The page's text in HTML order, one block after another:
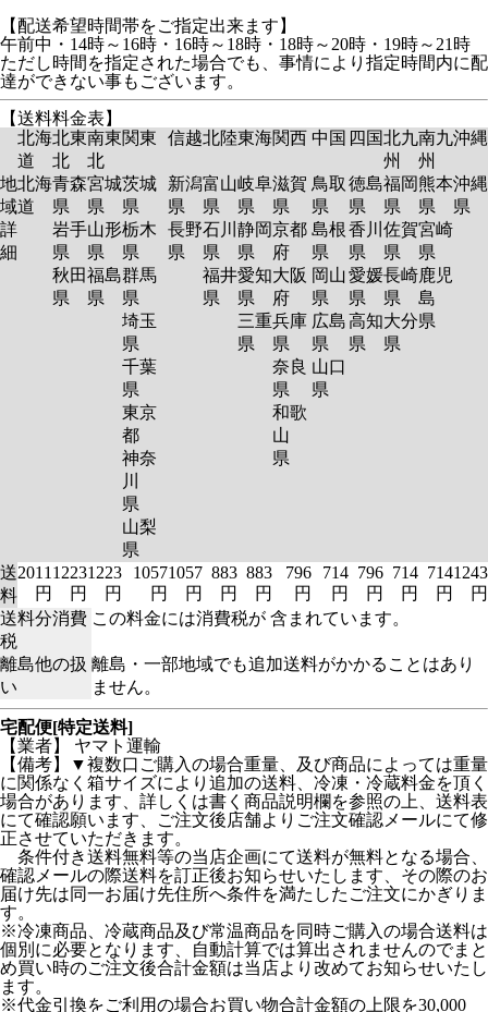
【配送希望時間帯をご指定出来ます】
午前中・14時～16時・16時～18時・18時～20時・19時～21時
ただし時間を指定された場合でも、事情により指定時間内に配
達ができない事もございます。
【送料料金表】
北海
道
北東
北
南東
北
関東 信越北陸東海関西 中国 四国北九
州
南九
州
沖縄
地
域
詳
細
北海
道
青森
県
岩手
県
秋田
県
宮城
県
山形
県
福島
県
茨城
県
栃木
県
群馬
県
埼玉
県
千葉
県
東京
都
神奈
川
県
山梨
県
新潟
県
長野
県
富山
県
石川
県
福井
県
岐阜
県
静岡
県
愛知
県
三重
県
滋賀
県
京都
府
大阪
府
兵庫
県
奈良
県
和歌
山
県
鳥取
県
島根
県
岡山
県
広島
県
山口
県
徳島
県
香川
県
愛媛
県
高知
県
福岡
県
佐賀
県
長崎
県
大分
県
熊本
県
宮崎
県
鹿児
島
県
沖縄
県
送
料
2011
円
1223
円
1223
円
1057
円
1057
円
883
円
883
円
796
円
714
円
796
円
714
円
714
円
1243
円
送料分消費
税
この料金には消費税が 含まれています。
離島他の扱
い
離島・一部地域でも追加送料がかかることはあり
ません。
宅配便[特定送料]
【業者】 ヤマト運輸
【備考】▼複数口ご購入の場合重量、及び商品によっては重量
に関係なく箱サイズにより追加の送料、冷凍・冷蔵料金を頂く
場合があります、詳しくは書く商品説明欄を参照の上、送料表
にて確認願います、ご注文後店舗よりご注文確認メールにて修
正させていただきます。
条件付き送料無料等の当店企画にて送料が無料となる場合、
確認メールの際送料を訂正後お知らせいたします、その際のお
届け先は同一お届け先住所へ条件を満たしたご注文にかぎりま
す。
※冷凍商品、冷蔵商品及び常温商品を同時ご購入の場合送料は
個別に必要となります、自動計算では算出されませんのでまと
め買い時のご注文後合計金額は当店より改めてお知らせいたし
ます。
※代金引換をご利用の場合お買い物合計金額の上限を30,000